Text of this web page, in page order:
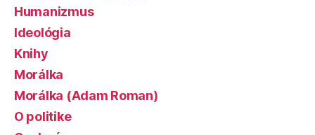
Humanizmus
Ideológia
Knihy
Morálka
Morálka (Adam Roman)
O politike